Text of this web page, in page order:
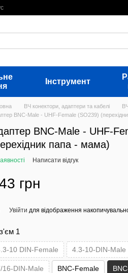
Інструмент
ВЧ конектори, адаптери та кабелі
BNC-Male - UHF-Female (SO239)
BNC-Male - UHF-
папа - мама)
Написати відгук
грн
Увійти для відображення
1
10 DIN-Female 4.3-10-DIN-Male
16-DIN-Male BNC-Female